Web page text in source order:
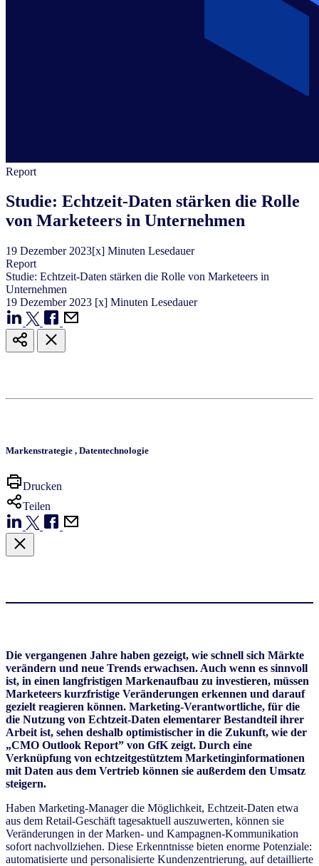
Report
Studie: Echtzeit-Daten stärken die Rolle
von Marketeers in Unternehmen
19 Dezember 2023[x] Minuten Lesedauer
Report
Studie: Echtzeit-Daten stärken die Rolle von Marketeers in
Unternehmen
19 Dezember 2023 [x] Minuten Lesedauer
Markenstrategie , Datentechnologie
Drucken
Teilen
Die vergangenen Jahre haben gezeigt, wie schnell sich Märkte
verändern und neue Trends erwachsen. Auch wenn es sinnvoll
ist, in einen langfristigen Markenaufbau zu investieren, müssen
Marketeers kurzfristige Veränderungen erkennen und darauf
gezielt reagieren können. Marketing-Verantwortliche, für die
die Nutzung von Echtzeit-Daten elementarer Bestandteil ihrer
Arbeit ist, sehen deshalb optimistischer in die Zukunft, wie der
„CMO Outlook Report” von GfK zeigt. Durch eine
Verknüpfung von echtzeitgestütztem Marketinginformationen
mit Daten aus dem Vertrieb können sie außerdem den Umsatz
steigern.
Haben Marketing-Manager die Möglichkeit, Echtzeit-Daten etwa
aus dem Retail-Geschäft tagesaktuell auszuwerten, können sie
Veränderungen in der Marken- und Kampagnen-Kommunikation
sofort nachvollziehen. Diese Erkenntnisse bieten enorme Potenziale:
automatisierte und personalisierte Kundenzentrierung, auf detaillierte